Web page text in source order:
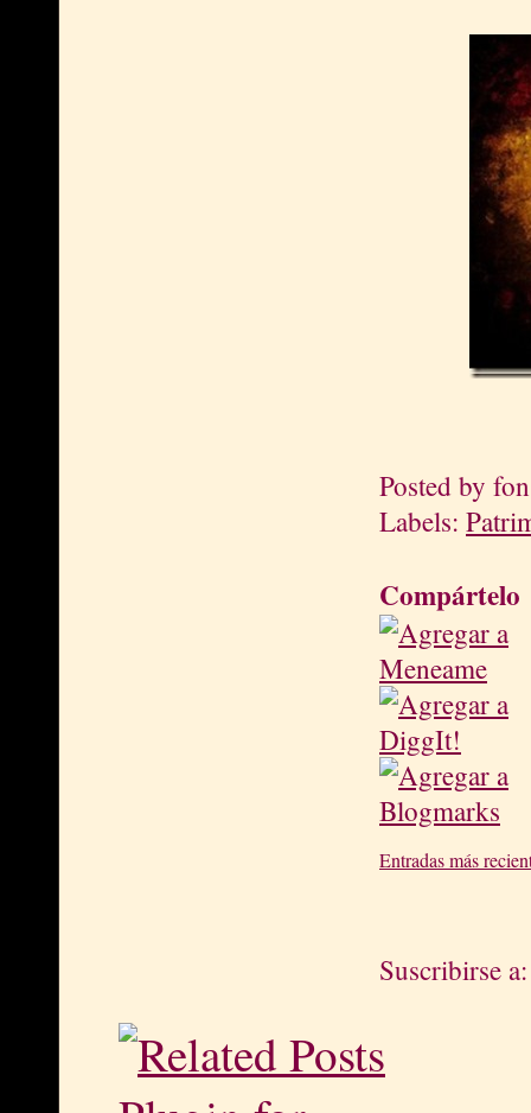
Posted by
Labels:
Compártelo
Entradas más
Suscribirse